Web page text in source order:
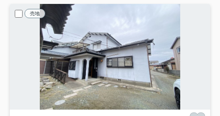
売地